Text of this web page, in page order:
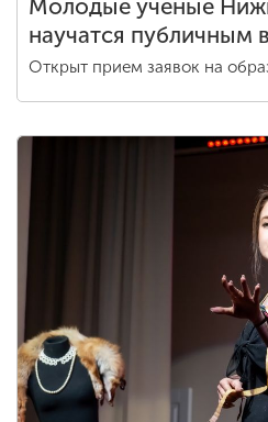
Молодые ученые
научатся публичным
Открыт прием заявок на